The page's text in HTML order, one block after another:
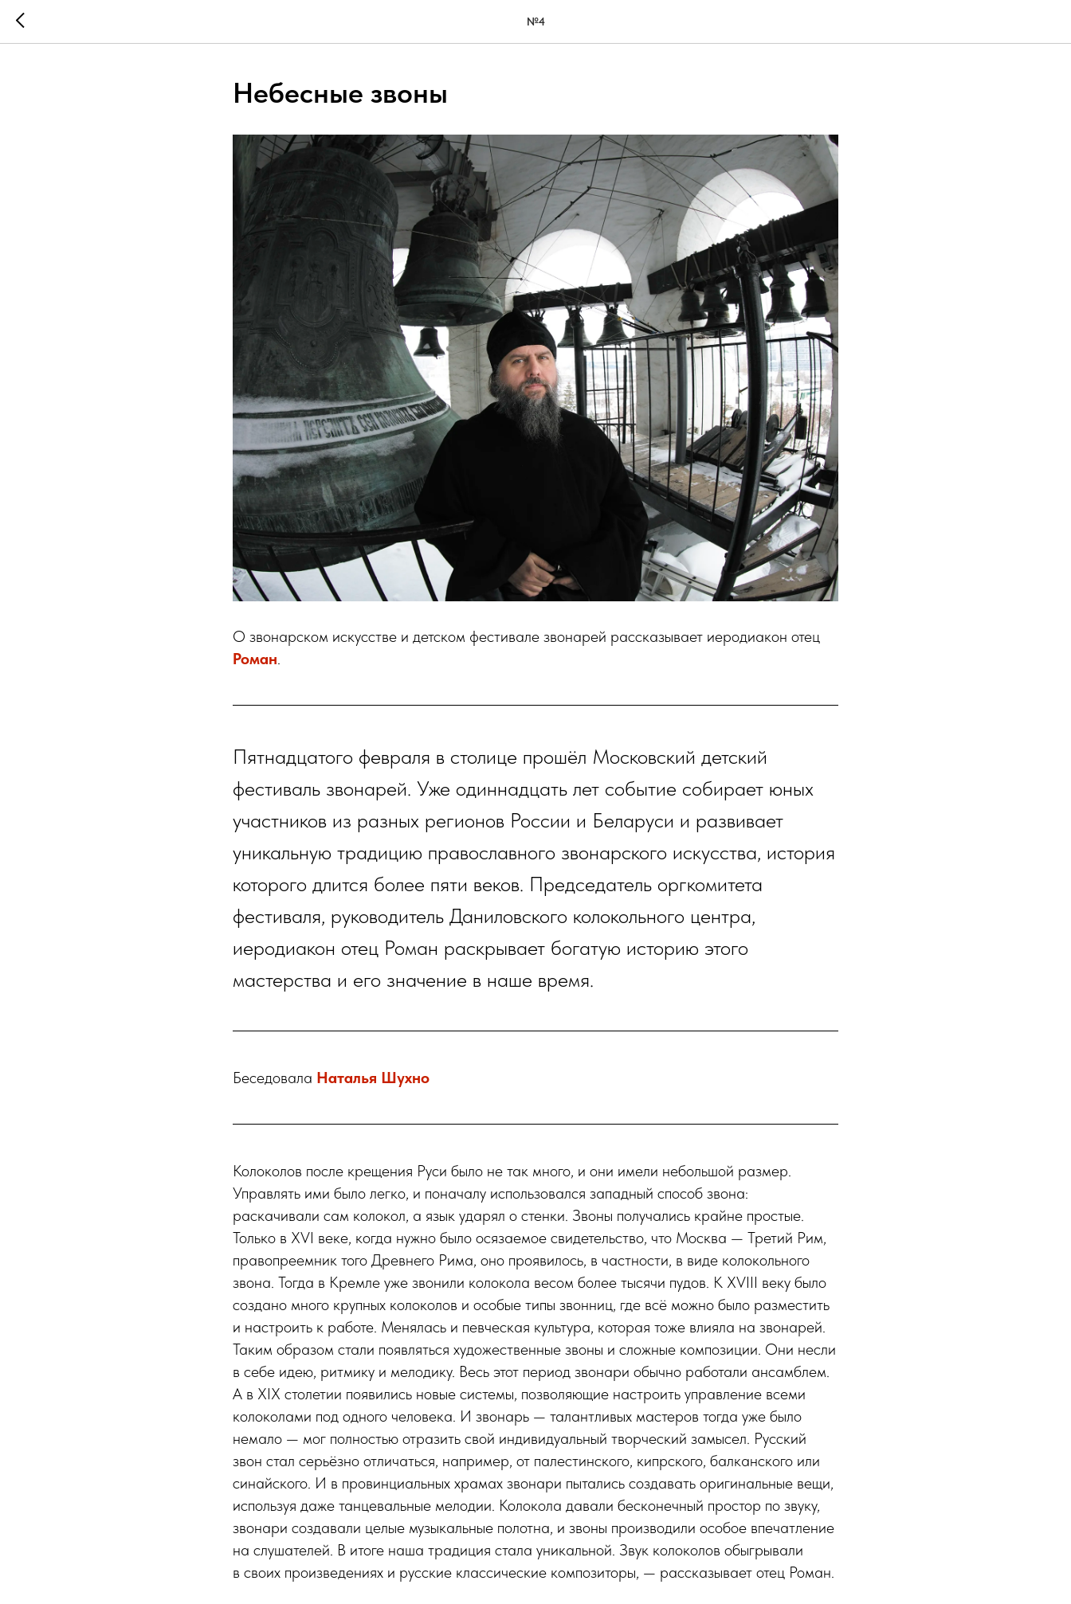
№4
Небесные звоны
О звонарском искусстве и детском фестивале звонарей рассказывает иеродиакон отец
Роман.
Пятнадцатого февраля в столице прошёл Московский детский
фестиваль звонарей. Уже одиннадцать лет событие собирает юных
участников из разных регионов России и Беларуси и развивает
уникальную традицию православного звонарского искусства, история
которого длится более пяти веков. Председатель оргкомитета
фестиваля, руководитель Даниловского колокольного центра,
иеродиакон отец Роман раскрывает богатую историю этого
мастерства и его значение в наше время.
Беседовала Наталья Шухно
Колоколов после крещения Руси было не так много, и они имели небольшой размер.
Управлять ими было легко, и поначалу использовался западный способ звона:
раскачивали сам колокол, а язык ударял о стенки. Звоны получались крайне простые.
Только в XVI веке, когда нужно было осязаемое свидетельство, что Москва — Третий Рим,
правопреемник того Древнего Рима, оно проявилось, в частности, в виде колокольного
звона. Тогда в Кремле уже звонили колокола весом более тысячи пудов. К XVIII веку было
создано много крупных колоколов и особые типы звонниц, где всё можно было разместить
и настроить к работе. Менялась и певческая культура, которая тоже влияла на звонарей.
Таким образом стали появляться художественные звоны и сложные композиции. Они несли
в себе идею, ритмику и мелодику. Весь этот период звонари обычно работали ансамблем.
А в XIX столетии появились новые системы, позволяющие настроить управление всеми
колоколами под одного человека. И звонарь — талантливых мастеров тогда уже было
немало — мог полностью отразить свой индивидуальный творческий замысел. Русский
звон стал серьёзно отличаться, например, от палестинского, кипрского, балканского или
синайского. И в провинциальных храмах звонари пытались создавать оригинальные вещи,
используя даже танцевальные мелодии. Колокола давали бесконечный простор по звуку,
звонари создавали целые музыкальные полотна, и звоны производили особое впечатление
на слушателей. В итоге наша традиция стала уникальной. Звук колоколов обыгрывали
в своих произведениях и русские классические композиторы, — рассказывает отец Роман.